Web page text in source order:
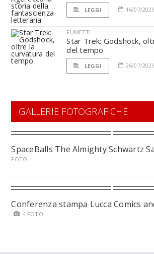
LEGGI 16/07/
FUMETTI
Star Trek: Godshock,
del tempo
LEGGI 26/07/
GALLERIE FOTOGRAFICHE
SpaceBalls The Almighty Schwartz
FOTO
Conferenza stampa Lucca Comics
4 FOTO